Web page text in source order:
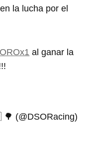
la lucha por el
al ganar la
(@DSORacing)